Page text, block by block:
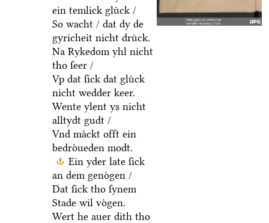
ein temlick gluͤck /
So wacht / dat dy de
gyricheit nicht druͤck.
Na Rykedom yhl nicht
tho ſeer /
Vp dat ſick dat gluͤck
nicht wedder keer.
Wente ylent ys nicht
alltydt gudt /
Vnd maͤckt offt ein
bedroͤueden modt.
Ein yder late ſick
an dem genoͤgen /
Dat ſick tho ſynem
Stade wil voͤgen.
Wert he auer dith tho